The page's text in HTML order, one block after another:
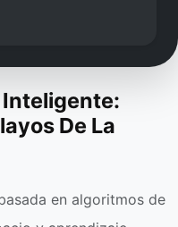
De La
en algoritmos de